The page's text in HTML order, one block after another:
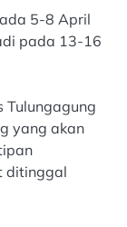
5-8 April
pada 13-16
Tulungagung
yang akan
ditinggal